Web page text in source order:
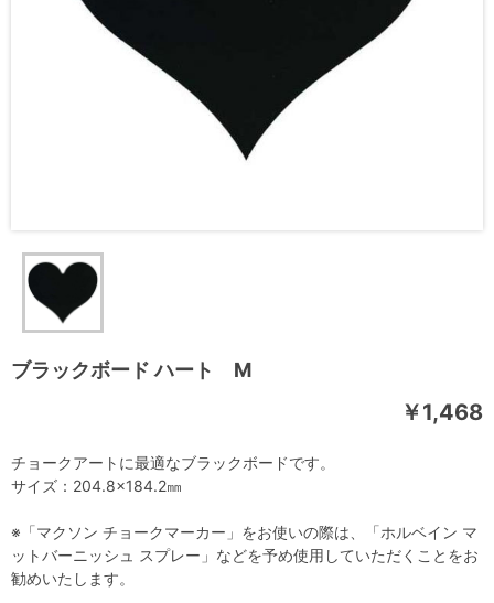
ブラックボード ハート M
￥1,468
チョークアートに最適なブラックボードです。
サイズ：204.8×184.2㎜
※「マクソン チョークマーカー」をお使いの際は、「ホルベイン マ
ットバーニッシュ スプレー」などを予め使用していただくことをお
勧めいたします。